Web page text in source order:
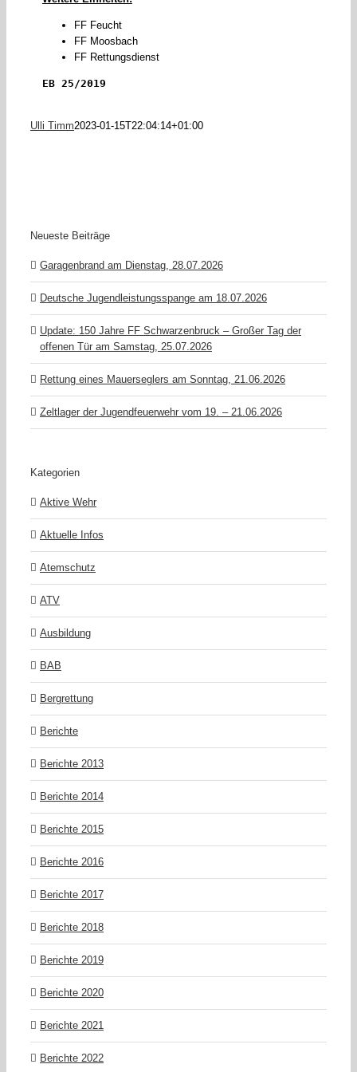
FF Feucht
FF Moosbach
FF Rettungsdienst
EB 25/2019
Ulli Timm2023-01-15T22:04:14+01:00
Neueste Beiträge
Garagenbrand am Dienstag, 28.07.2026
Deutsche Jugendleistungsspange am 18.07.2026
Update: 150 Jahre FF Schwarzenbruck – Großer Tag der
offenen Tür am Samstag, 25.07.2026
Rettung eines Mauerseglers am Sonntag, 21.06.2026
Zeltlager der Jugendfeuerwehr vom 19. – 21.06.2026
Kategorien
Aktive Wehr
Aktuelle Infos
Atemschutz
ATV
Ausbildung
BAB
Bergrettung
Berichte
Berichte 2013
Berichte 2014
Berichte 2015
Berichte 2016
Berichte 2017
Berichte 2018
Berichte 2019
Berichte 2020
Berichte 2021
Berichte 2022